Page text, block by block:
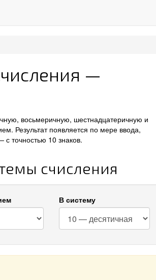
—
восьмеричную, шестнадцатеричную и
Результат появляется по мере ввода,
точностью 10 знаков.
счисления
В систему